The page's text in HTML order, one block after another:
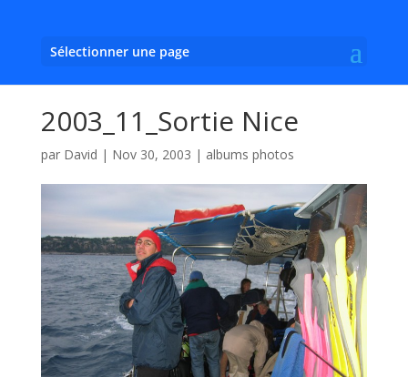
Sélectionner une page
2003_11_Sortie Nice
par David | Nov 30, 2003 | albums photos